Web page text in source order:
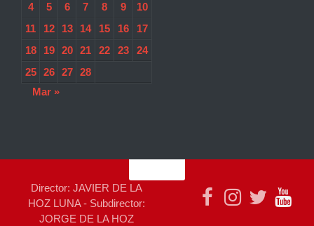
4
5 6 7 8 9
10
11
12 13 14 15 16
17
18
19 20 21 22 23
24
25
26 27
28
Mar »
Director: JAVIER DE LA
HOZ LUNA - Subdirector:
JORGE DE LA HOZ